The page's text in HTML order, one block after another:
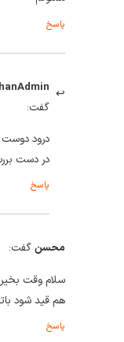
esfahanahanAdmin
درود دوست عزیز
در دست بررسی است.
گفت:
سلام وقت بخیر لطفا
هم قید شود باتشکر